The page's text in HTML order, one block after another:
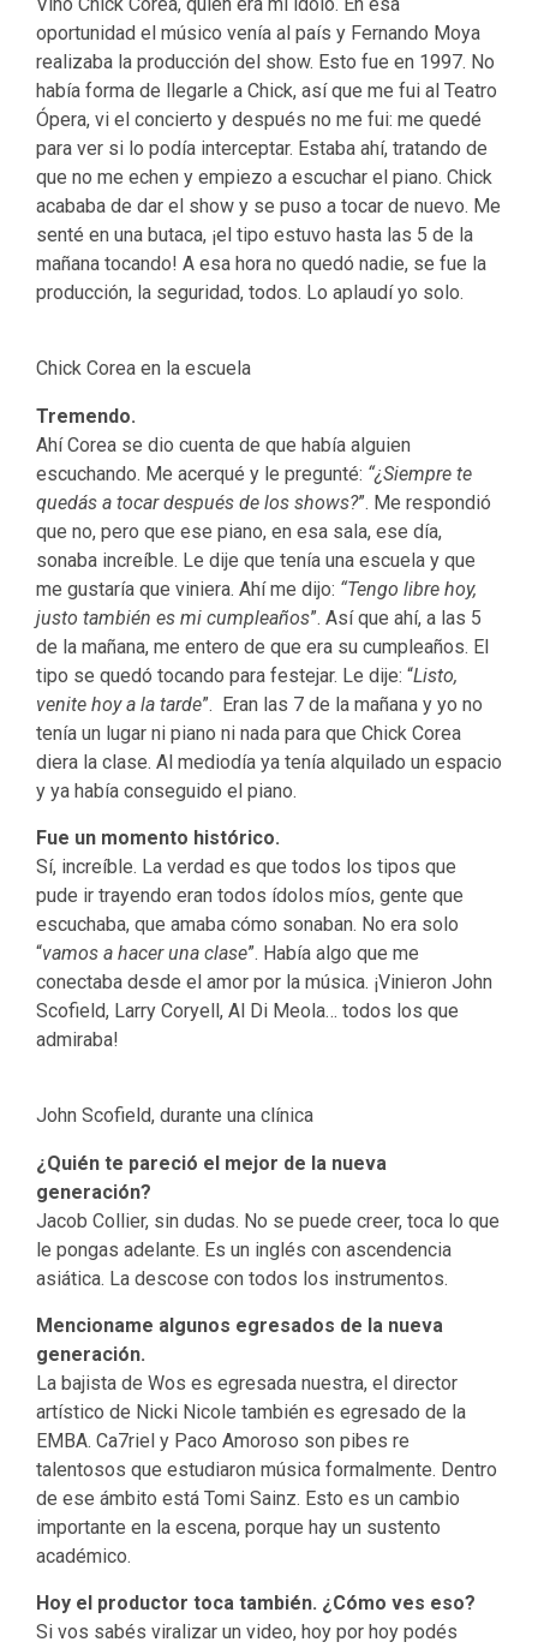
oportunidad el músico venía al país y Fernando Moya
realizaba la producción del show. Esto fue en 1997. No
había forma de llegarle a Chick, así que me fui al Teatro
Ópera, vi el concierto y después no me fui: me quedé
para ver si lo podía interceptar. Estaba ahí, tratando de
que no me echen y empiezo a escuchar el piano. Chick
acababa de dar el show y se puso a tocar de nuevo. Me
senté en una butaca, ¡el tipo estuvo hasta las 5 de la
mañana tocando! A esa hora no quedó nadie, se fue la
producción, la seguridad, todos. Lo aplaudí yo solo.
Chick Corea en la escuela
Tremendo.
Ahí Corea se dio cuenta de que había alguien
escuchando. Me acerqué y le pregunté: “¿Siempre te
quedás a tocar después de los shows?”. Me respondió
que no, pero que ese piano, en esa sala, ese día,
sonaba increíble. Le dije que tenía una escuela y que
me gustaría que viniera. Ahí me dijo: “Tengo libre hoy,
justo también es mi cumpleaños”. Así que ahí, a las 5
de la mañana, me entero de que era su cumpleaños. El
tipo se quedó tocando para festejar. Le dije: “Listo,
venite hoy a la tarde”. Eran las 7 de la mañana y yo no
tenía un lugar ni piano ni nada para que Chick Corea
diera la clase. Al mediodía ya tenía alquilado un espacio
y ya había conseguido el piano.
Fue un momento histórico.
Sí, increíble. La verdad es que todos los tipos que
pude ir trayendo eran todos ídolos míos, gente que
escuchaba, que amaba cómo sonaban. No era solo
“vamos a hacer una clase”. Había algo que me
conectaba desde el amor por la música. ¡Vinieron John
Scofield, Larry Coryell, Al Di Meola… todos los que
admiraba!
John Scofield, durante una clínica
¿Quién te pareció el mejor de la nueva
generación?
Jacob Collier, sin dudas. No se puede creer, toca lo que
le pongas adelante. Es un inglés con ascendencia
asiática. La descose con todos los instrumentos.
Mencioname algunos egresados de la nueva
generación.
La bajista de Wos es egresada nuestra, el director
artístico de Nicki Nicole también es egresado de la
EMBA. Ca7riel y Paco Amoroso son pibes re
talentosos que estudiaron música formalmente. Dentro
de ese ámbito está Tomi Sainz. Esto es un cambio
importante en la escena, porque hay un sustento
académico.
Hoy el productor toca también. ¿Cómo ves eso?
Si vos sabés viralizar un video, hoy por hoy podés